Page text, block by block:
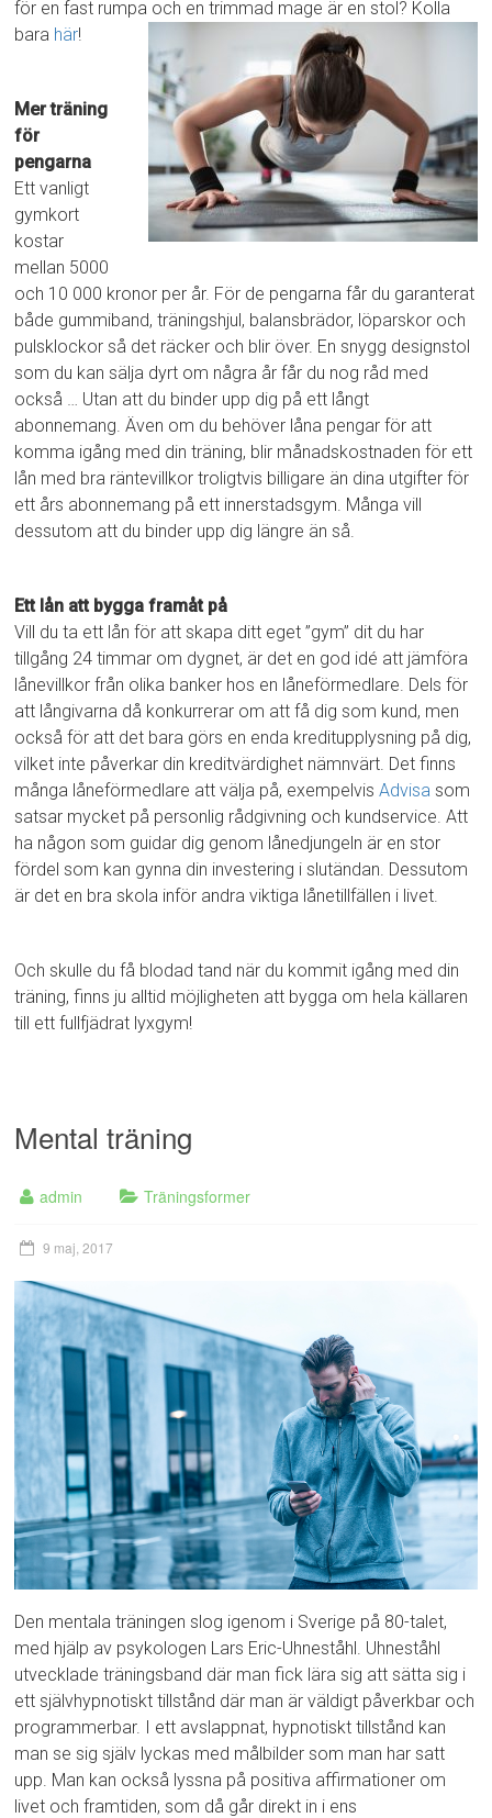
för en fast rumpa och en trimmad mage är en stol? Kolla
bara här!
Mer träning
för
pengarna
Ett vanligt
gymkort
kostar
mellan 5000
och 10 000 kronor per år. För de pengarna får du garanterat
både gummiband, träningshjul, balansbrädor, löparskor och
pulsklockor så det räcker och blir över. En snygg designstol
som du kan sälja dyrt om några år får du nog råd med
också … Utan att du binder upp dig på ett långt
abonnemang. Även om du behöver låna pengar för att
komma igång med din träning, blir månadskostnaden för ett
lån med bra räntevillkor troligtvis billigare än dina utgifter för
ett års abonnemang på ett innerstadsgym. Många vill
dessutom att du binder upp dig längre än så.
Ett lån att bygga framåt på
Vill du ta ett lån för att skapa ditt eget ”gym” dit du har
tillgång 24 timmar om dygnet, är det en god idé att jämföra
lånevillkor från olika banker hos en låneförmedlare. Dels för
att långivarna då konkurrerar om att få dig som kund, men
också för att det bara görs en enda kreditupplysning på dig,
vilket inte påverkar din kreditvärdighet nämnvärt. Det finns
många låneförmedlare att välja på, exempelvisAdvisa som
satsar mycket på personlig rådgivning och kundservice. Att
ha någon som guidar dig genom lånedjungeln är en stor
fördel som kan gynna din investering i slutändan. Dessutom
är det en bra skola inför andra viktiga lånetillfällen i livet.
Och skulle du få blodad tand när du kommit igång med din
träning, finns ju alltid möjligheten att bygga om hela källaren
till ett fullfjädrat lyxgym!
Mental träning
admin Träningsformer
9 maj, 2017
Den mentala träningen slog igenom i Sverige på 80-talet,
med hjälp av psykologen Lars Eric-Uhneståhl. Uhneståhl
utvecklade träningsband där man fick lära sig att sätta sig i
ett självhypnotiskt tillstånd där man är väldigt påverkbar och
programmerbar. I ett avslappnat, hypnotiskt tillstånd kan
man se sig själv lyckas med målbilder som man har satt
upp. Man kan också lyssna på positiva affirmationer om
livet och framtiden, som då går direkt in i ens